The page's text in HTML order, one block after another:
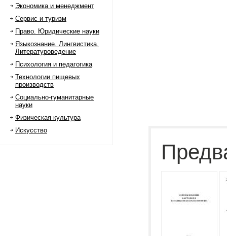
Экономика и менеджмент
Сервис и туризм
Право. Юридические науки
Языкознание. Лингвистика.
Литературоведение
Психология и педагогика
Технологии пищевых
производств
Социально-гуманитарные
науки
Физическая культура
Искусство